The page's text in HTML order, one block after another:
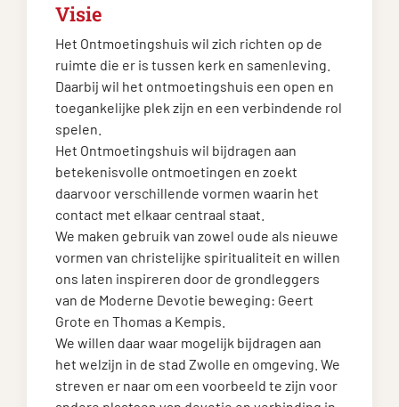
Visie
Het Ontmoetingshuis wil zich richten op de
ruimte die er is tussen kerk en samenleving.
Daarbij wil het ontmoetingshuis een open en
toegankelijke plek zijn en een verbindende rol
spelen.
Het Ontmoetingshuis wil bijdragen aan
betekenisvolle ontmoetingen en zoekt
daarvoor verschillende vormen waarin het
contact met elkaar centraal staat.
We maken gebruik van zowel oude als nieuwe
vormen van christelijke spiritualiteit en willen
ons laten inspireren door de grondleggers
van de Moderne Devotie beweging: Geert
Grote en Thomas a Kempis.
We willen daar waar mogelijk bijdragen aan
het welzijn in de stad Zwolle en omgeving. We
streven er naar om een voorbeeld te zijn voor